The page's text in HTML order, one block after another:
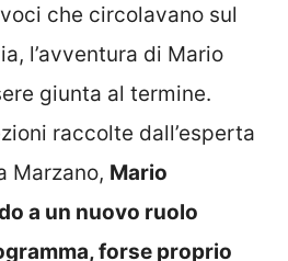
che circolavano sul
l’avventura di Mario
giunta al termine.
raccolte dall’esperta
Marzano, Mario
a un nuovo ruolo
forse proprio